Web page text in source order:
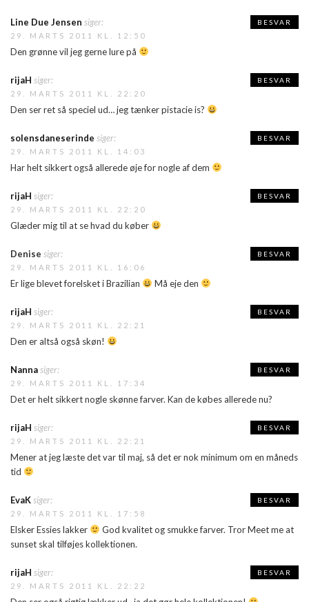
Line Due Jensen siger:
29. MARTS 2011 KL. 12:50
Den grønne vil jeg gerne lure på
BESVAR
rijaH siger:
29. MARTS 2011 KL. 22:20
Den ser ret så speciel ud… jeg tænker pistacie is?
BESVAR
solensdaneserinde siger:
29. MARTS 2011 KL. 14:03
Har helt sikkert også allerede øje for nogle af dem
BESVAR
rijaH siger:
29. MARTS 2011 KL. 22:20
Glæder mig til at se hvad du køber
BESVAR
Denise siger:
29. MARTS 2011 KL. 16:06
Er lige blevet forelsket i Brazilian Må eje den
BESVAR
rijaH siger:
29. MARTS 2011 KL. 22:21
Den er altså også skøn!
BESVAR
Nannasiger:
29. MARTS 2011 KL. 17:34
Det er helt sikkert nogle skønne farver. Kan de købes allerede nu?
BESVAR
rijaH siger:
29. MARTS 2011 KL. 22:21
Mener at jeg læste det var til maj, så det er nok minimum om en måneds
tid
BESVAR
EvaKsiger:
29. MARTS 2011 KL. 17:58
Elsker Essies lakker
God kvalitet og smukke farver. Tror Meet me at
sunset skal tilføjes kollektionen.
BESVAR
rijaH siger:
29. MARTS 2011 KL. 22:22
BESVAR